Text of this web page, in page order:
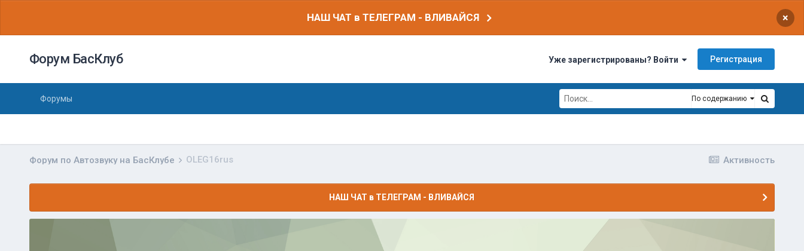
НАШ ЧАТ в ТЕЛЕГРАМ - ВЛИВАЙСЯ ×
Форум БасКлуб Уже зарегистрированы? Войти Регистрация
Форумы По содержанию
Активность
Форум по Автозвуку на БасКлубе OLEG16rus
НАШ ЧАТ в ТЕЛЕГРАМ - ВЛИВАЙСЯ